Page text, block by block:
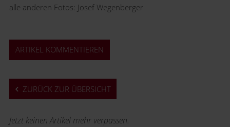
alle anderen Fotos: Josef Wegenberger
ARTIKEL KOMMENTIEREN
ZURÜCK ZUR ÜBERSICHT
Jetzt keinen Artikel mehr verpassen.